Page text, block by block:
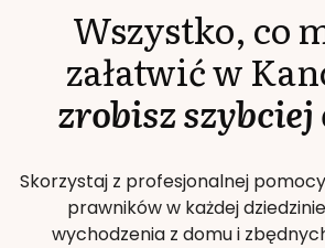
Wszystko, co
załatwić w
zrobisz
Skorzystaj z profesjonalnej
prawników w każdej
wychodzenia z domu i